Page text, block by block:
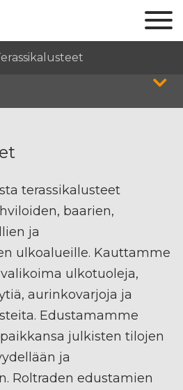
terassikalusteet
baarien,
ja
ulkoalueille. Kauttamme
ulkotuoleja,
aurinkovarjoja ja
Edustamamme
julkisten tilojen
ja
Roltraden edustamien